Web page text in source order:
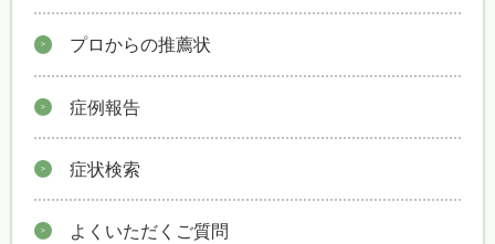
プロからの推薦状
症例報告
症状検索
よくいただくご質問